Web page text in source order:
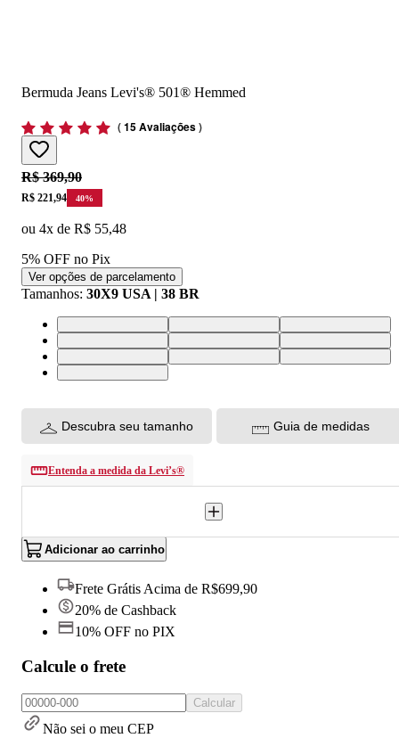
Bermuda Jeans Levi's® 501® Hemmed
(15 Avaliações)
Original price:
R$ 369,90
Price:
R$ 221,94 40%
ou 4x de R$ 55,48
5% OFF no Pix
Ver opções de parcelamento
Tamanhos: 30X9 USA | 38 BR
Descubra seu tamanho Guia de medidas
Entenda a medida da Levi’s®
Adicionar ao carrinho
Frete Grátis Acima de R$699,90
20% de Cashback
10% OFF no PIX
Calcule o frete
Calcular
Não sei o meu CEP